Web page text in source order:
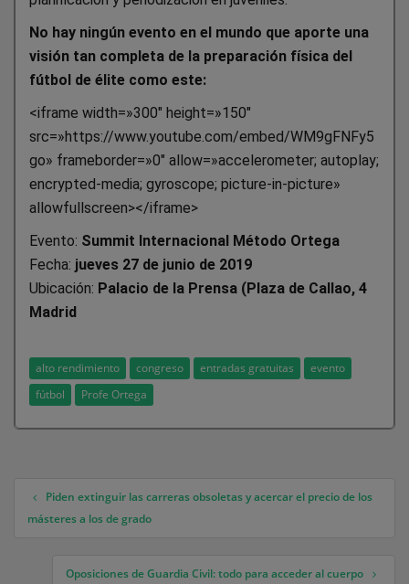
No hay ningún evento en el mundo que aporte una
visión tan completa de la preparación física del
fútbol de élite como este:
<iframe width=»300″ height=»150″
src=»https://www.youtube.com/embed/WM9gFNFy5
go» frameborder=»0″ allow=»accelerometer; autoplay;
encrypted-media; gyroscope; picture-in-picture»
allowfullscreen></iframe>
Evento: Summit Internacional Método Ortega
Fecha: jueves 27 de junio de 2019
Ubicación: Palacio de la Prensa (Plaza de Callao, 4
Madrid
alto rendimiento congreso entradas gratuitas
evento
fútbol
Profe Ortega
Navegación de entradas
Piden extinguir las carreras obsoletas y acercar el precio de los
másteres a los de grado
Oposiciones de Guardia Civil: todo para acceder al cuerpo